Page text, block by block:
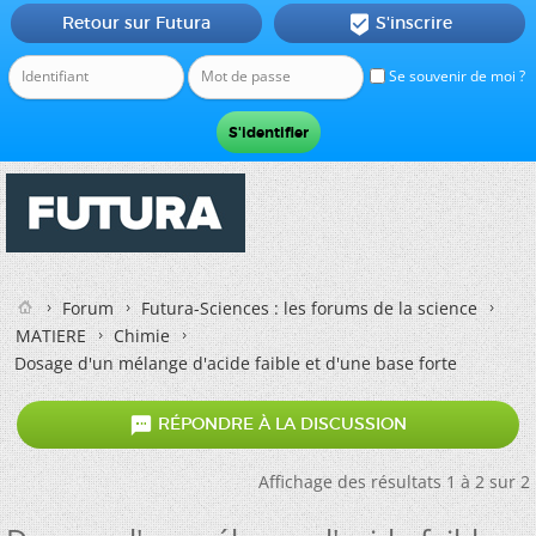
Se souvenir de moi ?
Retour sur Futura  S'inscrire
Forum
Futura-Sciences : les forums de la science
MATIERE
Chimie
Dosage d'un mélange d'acide faible et d'une base forte
 RÉPONDRE À LA DISCUSSION
Affichage des résultats 1 à 2 sur 2